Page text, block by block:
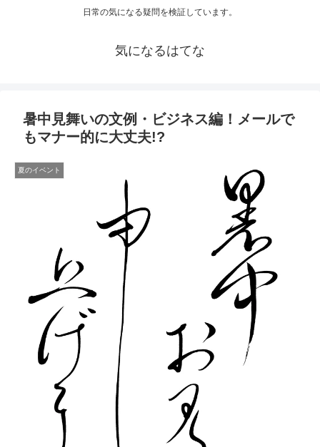
日常の気になる疑問を検証しています。
気になるはてな
暑中見舞いの文例・ビジネス編！メールで
もマナー的に大丈夫!?
夏のイベント